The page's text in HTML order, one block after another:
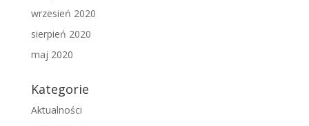
wrzesień 2020
sierpień 2020
maj 2020
Kategorie
Aktualności